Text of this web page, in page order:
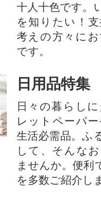
十人十色です。
を知りたい！
考えの方々に
です。
日用品特集
日々の暮らし
レットペーパ
生活必需品。ふ
して、そんな
ませんか。便利
を多数ご紹介し